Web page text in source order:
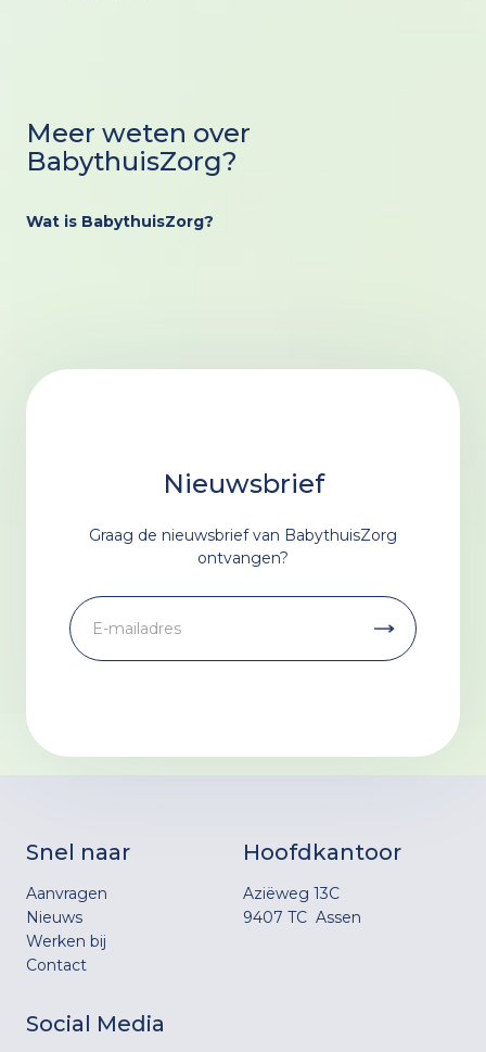
Meer weten over
BabythuisZorg?
Wat is BabythuisZorg?
Nieuwsbrief
Graag de nieuwsbrief van BabythuisZorg
ontvangen?
Snel naar
Aanvragen
Nieuws
Werken bij
Contact
Hoofdkantoor
Aziëweg 13C
9407 TC Assen
Social Media